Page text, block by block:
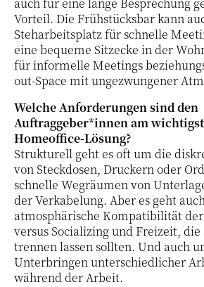
auch für eine lange Besprechung
Vorteil. Die Frühstücksbar kann
Steharbeitsplatz für schnelle
eine bequeme Sitzecke in der
für informelle Meetings
out-Space mit ungezwungener
Welche Anforderungen sind den
Auftraggeber*innen am
Homeoffice-Lösung?
Strukturell geht es oft um die
von Steckdosen, Druckern oder
schnelle Wegräumen von
der Verkabelung. Aber es geht
atmosphärische Kompatibilität
versus Socializing und Freizeit,
trennen lassen sollten. Und auch
Unterbringen unterschiedlicher
während der Arbeit.